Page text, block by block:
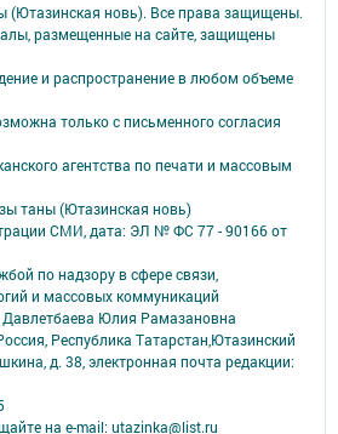
(Ютазинская новь). Все права защищены.
размещенные на сайте, защищены
и распространение в любом объеме
только с письменного согласия
агентства по печати и массовым
таны (Ютазинская новь)
СМИ, дата: ЭЛ № ФС 77 - 90166 от
по надзору в сфере связи,
и массовых коммуникаций
Юлия Рамазановна
Республика Татарстан,Ютазинский
д. 38, электронная почта редакции:
на e-mail: utazinka@list.ru